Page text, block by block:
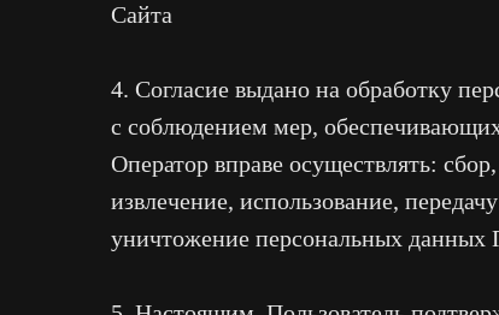
Сайта
4. Согласие выдано на обработку
с соблюдением мер,
Оператор вправе осуществлять:
извлечение, использование,
уничтожение персональных данных